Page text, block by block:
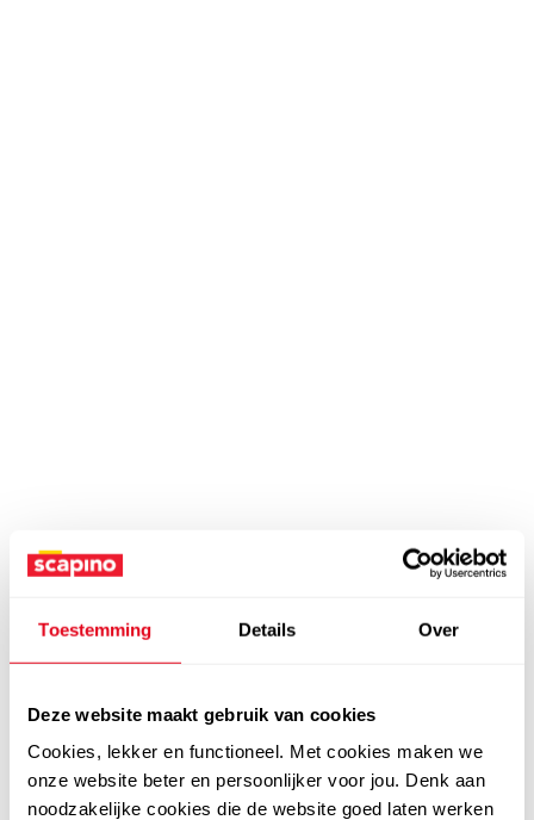
Toestemming Details Over
Deze website maakt gebruik van cookies
Cookies, lekker en functioneel. Met cookies maken we
onze website beter en persoonlijker voor jou. Denk aan
noodzakelijke cookies die de website goed laten werken